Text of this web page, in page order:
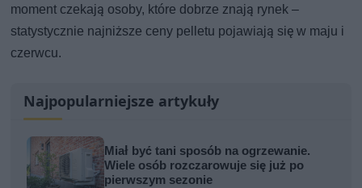
moment czekają osoby, które dobrze znają rynek –
statystycznie najniższe ceny pelletu pojawiają się w maju i
czerwcu.
Najpopularniejsze artykuły
Miał być tani sposób na ogrzewanie.
Wiele osób rozczarowuje się już po
pierwszym sezonie